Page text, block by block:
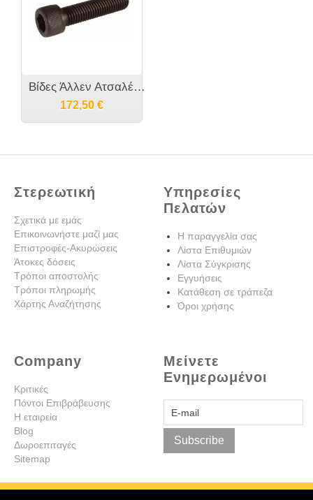
Βίδες Άλλεν Ατσαλένιες με Κεφάλι DIN 912 M12
172,50 €
Στερεωτική
Σχετικά με εμάς
Επικοινωνήστε μαζί μας
Επιστροφές-Ακυρώσεις
Άτοκες δόσεις
Τρόποι αποστολής
Τρόποι πληρωμής
Χάρτης Αναζήτησης
Υπηρεσίες
Πελατών
Η παραγγελία σας
Λίστα Επιθυμιών
Λίστα Σύγκρισης
Εγγυήσεις
Κατάθεση σε τράπεζα
Όροι χρήσης
Company
Κριτικές
Πόντοι Επιβράβευσης
Η εταιρεία
Blog
Δωροεπιταγές
Sitemap
Μείνετε
Ενημερωμένοι
Subscribe